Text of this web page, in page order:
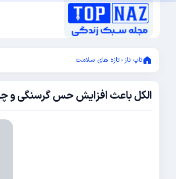
تاپ ناز»تازه های سلامت
الکل باعث افزایش حس گرسنگی و
ژانویه